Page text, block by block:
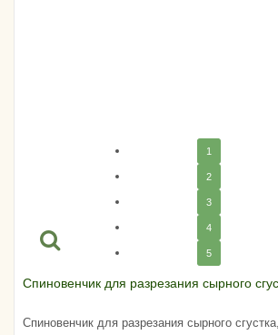
1
2
3
4
5
Спиновенчик для разрезания сырного
Спиновенчик для разрезания сырного